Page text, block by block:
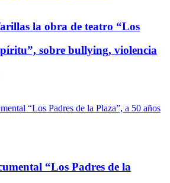
la obra de teatro “Los
sobre bullying, violencia
“Los Padres de la